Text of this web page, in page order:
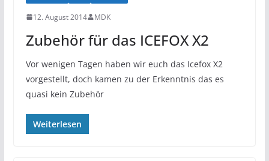
12. August 2014 MDK
Zubehör für das ICEFOX X2
Vor wenigen Tagen haben wir euch das Icefox X2
vorgestellt, doch kamen zu der Erkenntnis das es
quasi kein Zubehör
Weiterlesen